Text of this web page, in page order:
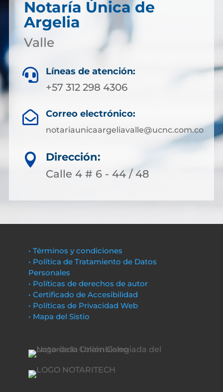
Notaría Única de
Argelia
Valle
 Líneas de atención:
+57 312 298 4306
 Correo electrónico:
notariaunicaargeliavalle@ucnc.com.co

Dirección:
Calle 4 # 6 - 44 / 48
• Términos y condiciones
• Política de Tratamiento de Datos
Personales
• Políticas de derechos de autor
• Certificado de Accesibilidad
• Políticas de Privacidad Web
• Mapa del Sistio